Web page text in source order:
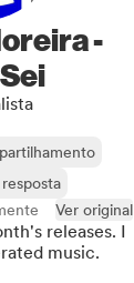
-
Ver original
releases. I
music.